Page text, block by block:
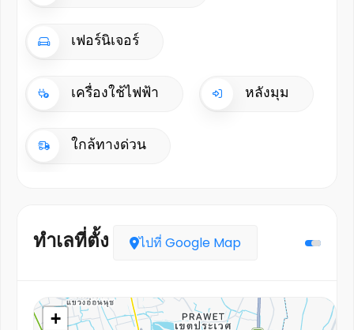
เฟอร์นิเจอร์
เครื่องใช้ไฟฟ้า หลังมุม
ใกล้ทางด่วน
ทำเลที่ตั้ง ไปที่ Google Map
+